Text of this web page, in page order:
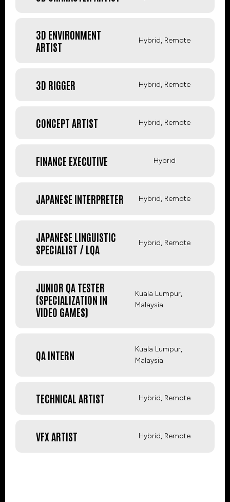
3D ENVIRONMENT
ARTIST
Hybrid, Remote
3D RIGGER Hybrid, Remote
CONCEPT ARTIST Hybrid, Remote
FINANCE EXECUTIVE Hybrid
JAPANESE INTERPRETER Hybrid, Remote
JAPANESE LINGUISTIC
SPECIALIST / LQA
Hybrid, Remote
JUNIOR QA TESTER
(SPECIALIZATION IN
VIDEO GAMES)
Kuala Lumpur,
Malaysia
QA INTERN
Kuala Lumpur,
Malaysia
TECHNICAL ARTIST Hybrid, Remote
VFX ARTIST Hybrid, Remote